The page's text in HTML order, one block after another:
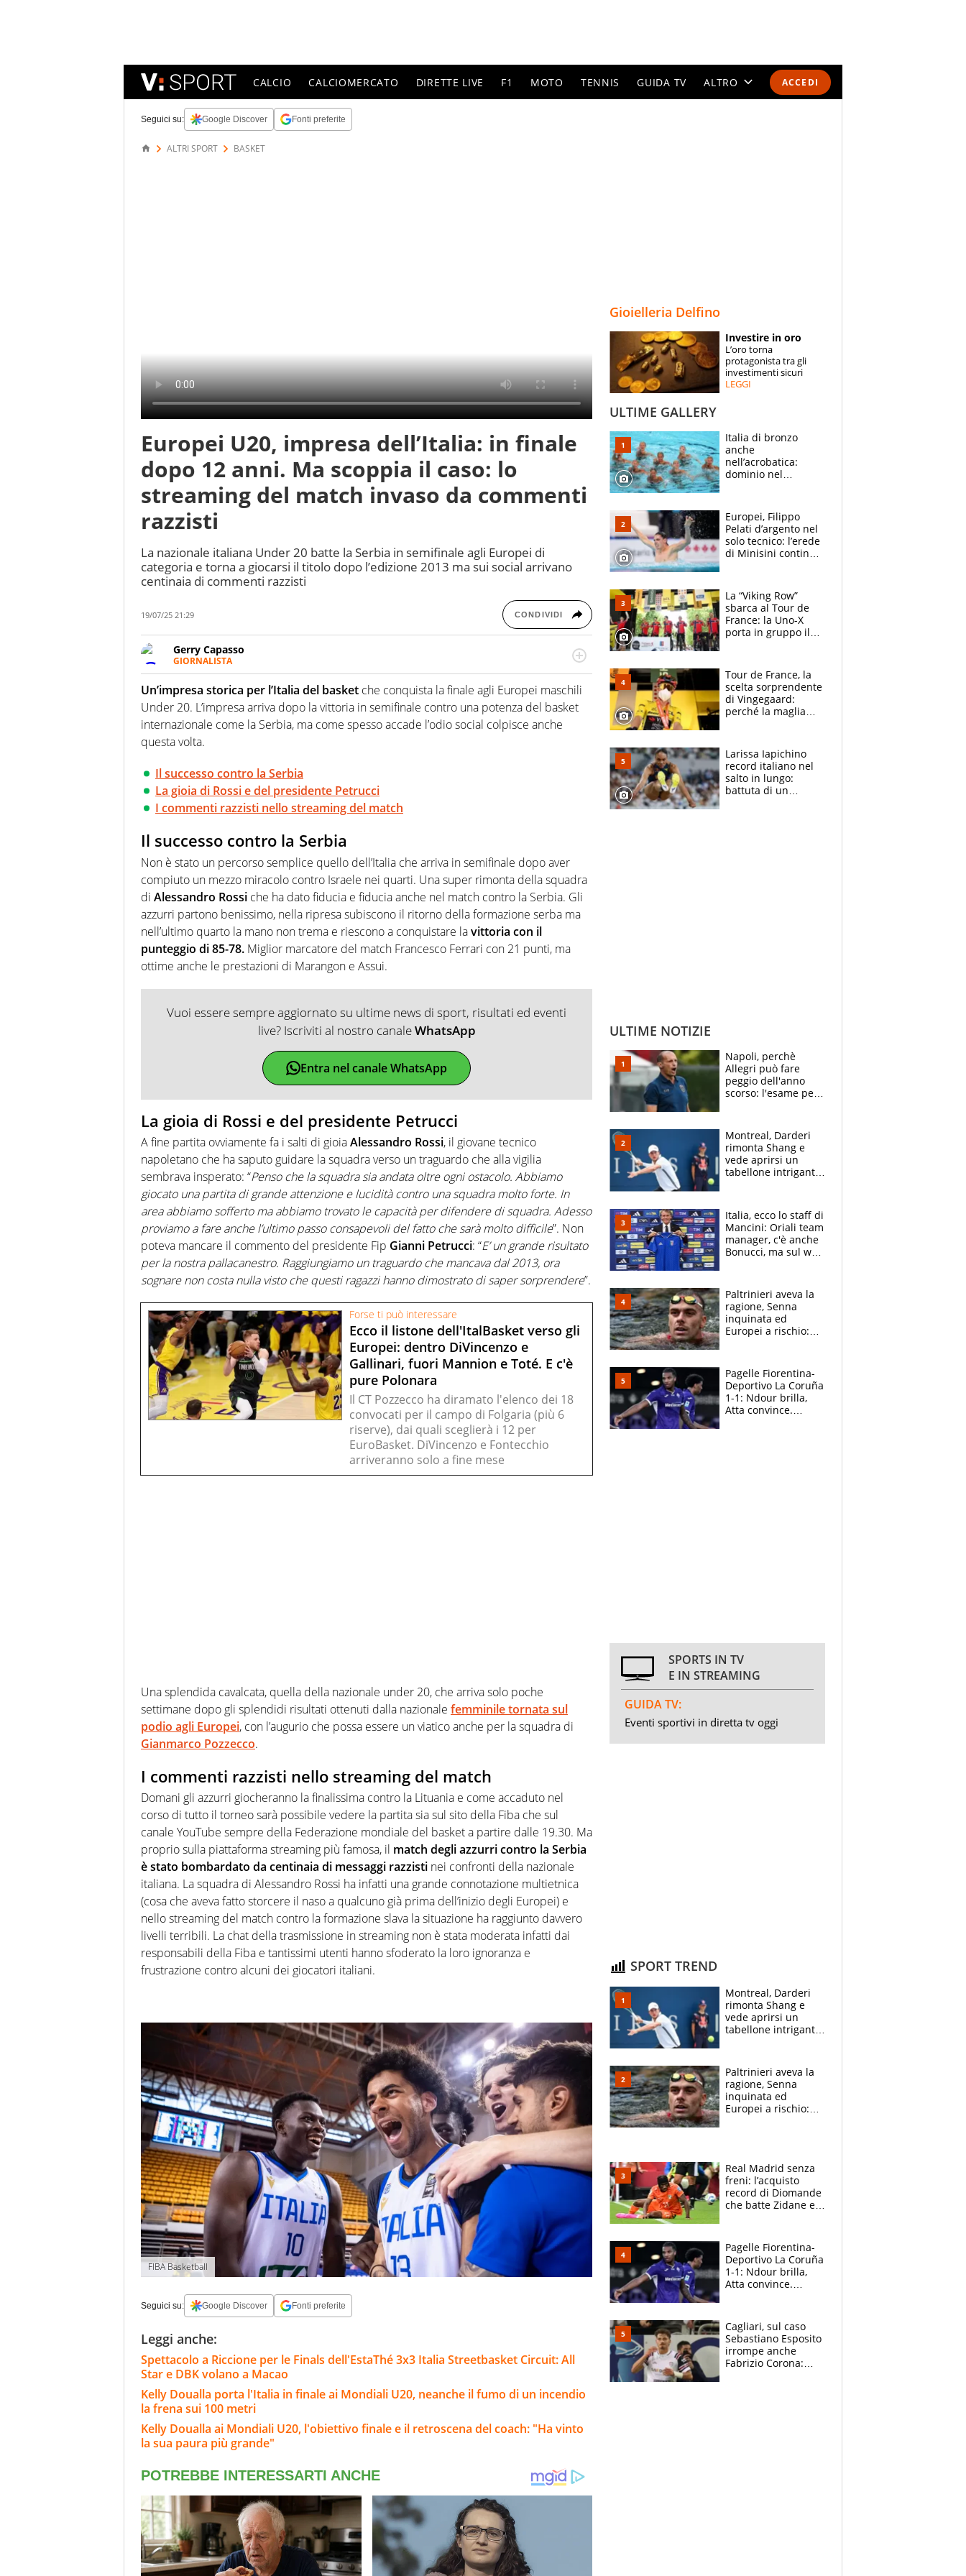
ACCEDI
CALCIO CALCIOMERCATO DIRETTE LIVE F1 MOTO TENNIS GUIDA TV ALTRO
SPECIALI
ESPERTI
Seguici su: Google Discover Fonti preferite
ALTRI SPORT BASKET
Europei U20, impresa dell’Italia: in finale
dopo 12 anni. Ma scoppia il caso: lo
streaming del match invaso da commenti
razzisti
La nazionale italiana Under 20 batte la Serbia in semifinale agli Europei di
categoria e torna a giocarsi il titolo dopo l’edizione 2013 ma sui social arrivano
centinaia di commenti razzisti
19/07/25 21:29 CONDIVIDI
Gerry Capasso
GIORNALISTA
Per lui gli sport americani non hanno segreti: basket, football, baseball e la capacità
innata di trovare la notizia dove altri non vedono granché
Un’impresa storica per l’Italia del basket che conquista la finale agli Europei maschili
Under 20. L’impresa arriva dopo la vittoria in semifinale contro una potenza del basket
internazionale come la Serbia, ma come spesso accade l’odio social colpisce anche
questa volta.
Il successo contro la Serbia
La gioia di Rossi e del presidente Petrucci
I commenti razzisti nello streaming del match
Il successo contro la Serbia
Non è stato un percorso semplice quello dell’Italia che arriva in semifinale dopo aver
compiuto un mezzo miracolo contro Israele nei quarti. Una super rimonta della squadra
di Alessandro Rossi che ha dato fiducia e fiducia anche nel match contro la Serbia. Gli
azzurri partono benissimo, nella ripresa subiscono il ritorno della formazione serba ma
nell’ultimo quarto la mano non trema e riescono a conquistare lavittoria con il
punteggio di 85-78. Miglior marcatore del match Francesco Ferrari con 21 punti, ma
ottime anche le prestazioni di Marangon e Assui.
Vuoi essere sempre aggiornato su ultime news di sport, risultati ed eventi
live? Iscriviti al nostro canaleWhatsApp
Entra nel canale WhatsApp
La gioia di Rossi e del presidente Petrucci
A fine partita ovviamente fa i salti di gioiaAlessandro Rossi, il giovane tecnico
napoletano che ha saputo guidare la squadra verso un traguardo che alla vigilia
sembrava insperato: “Penso che la squadra sia andata oltre ogni ostacolo. Abbiamo
giocato una partita di grande attenzione e lucidità contro una squadra molto forte. In
area abbiamo sofferto ma abbiamo trovato le capacità per difendere di squadra. Adesso
proviamo a fare anche l’ultimo passo consapevoli del fatto che sarà molto difficile”. Non
poteva mancare il commento del presidente Fip Gianni Petrucci: “E’ un grande risultato
per la nostra pallacanestro. Raggiungiamo un traguardo che mancava dal 2013, ora
sognare non costa nulla visto che questi ragazzi hanno dimostrato di saper sorprendere”.
Forse ti può interessare
Ecco il listone dell'ItalBasket verso gli
Europei: dentro DiVincenzo e
Gallinari, fuori Mannion e Toté. E c'è
pure Polonara
Il CT Pozzecco ha diramato l'elenco dei 18
convocati per il campo di Folgaria (più 6
riserve), dai quali sceglierà i 12 per
EuroBasket. DiVincenzo e Fontecchio
arriveranno solo a fine mese
Una splendida cavalcata, quella della nazionale under 20, che arriva solo poche
settimane dopo gli splendidi risultati ottenuti dalla nazionale femminile tornata sul
podio agli Europei, con l’augurio che possa essere un viatico anche per la squadra di
Gianmarco Pozzecco.
I commenti razzisti nello streaming del match
Domani gli azzurri giocheranno la finalissima contro la Lituania e come accaduto nel
corso di tutto il torneo sarà possibile vedere la partita sia sul sito della Fiba che sul
canale YouTube sempre della Federazione mondiale del basket a partire dalle 19.30. Ma
proprio sulla piattaforma streaming più famosa, il match degli azzurri contro la Serbia
è stato bombardato da centinaia di messaggi razzisti nei confronti della nazionale
italiana. La squadra di Alessandro Rossi ha infatti una grande connotazione multietnica
(cosa che aveva fatto storcere il naso a qualcuno già prima dell’inizio degli Europei) e
nello streaming del match contro la formazione slava la situazione ha raggiunto davvero
livelli terribili. La chat della trasmissione in streaming non è stata moderata infatti dai
responsabili della Fiba e tantissimi utenti hanno sfoderato la loro ignoranza e
frustrazione contro alcuni dei giocatori italiani.
FIBA Basketball
Seguici su: Google Discover Fonti preferite
Leggi anche:
Spettacolo a Riccione per le Finals dell'EstaThé 3x3 Italia Streetbasket Circuit: All
Star e DBK volano a Macao
Kelly Doualla porta l'Italia in finale ai Mondiali U20, neanche il fumo di un incendio
la frena sui 100 metri
Kelly Doualla ai Mondiali U20, l'obiettivo finale e il retroscena del coach: "Ha vinto
la sua paura più grande"
Gioielleria Delfino
Investire in oro
L’oro torna
protagonista tra gli
investimenti sicuri
LEGGI
ULTIME GALLERY
Italia di bronzo
anche
nell’acrobatica:
dominio nel
e compagni
continuare
Europei, Filippo
Pelati d’argento nel
solo tecnico: l’erede
di Minisini continua
mirino
La “Viking Row”
sbarca al Tour de
France: la Uno-X
porta in gruppo il
compagni
Tour de France, la
scelta sorprendente
di Vingegaard:
perché la maglia
rischio da evitare
Larissa Iapichino
record italiano nel
salto in lungo:
battuta di un
ULTIME NOTIZIE
Napoli, perchè
Allegri può fare
peggio dell'anno
scorso: l'esame per
Monopoly
Montreal, Darderi
rimonta Shang e
vede aprirsi un
tabellone intrigante:
felice del mio livello"
Italia, ecco lo staff di
Mancini: Oriali team
manager, c'è anche
Bonucci, ma sul web
Paltrinieri aveva la
ragione, Senna
inquinata ed
Europei a rischio:
adesso
Pagelle Fiorentina-
Deportivo La Coruña
1-1: Ndour brilla,
Atta convince.
SPORTS IN TV
E IN STREAMING
GUIDA TV:
Eventi sportivi in diretta tv oggi
SPORT TREND
Montreal, Darderi
rimonta Shang e
vede aprirsi un
tabellone intrigante:
felice del mio livello"
Paltrinieri aveva la
ragione, Senna
inquinata ed
Europei a rischio:
Real Madrid senza
freni: l’acquisto
record di Diomande
che batte Zidane e
Pagelle Fiorentina-
Deportivo La Coruña
1-1: Ndour brilla,
Atta convince.
Cagliari, sul caso
Sebastiano Esposito
irrompe anche
Fabrizio Corona: